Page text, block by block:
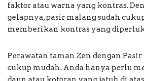
faktor atau warna yang kontras.
gelapnya, pasir malang sudah
memberikan kontras yang
Perawatan taman Zen dengan
cukup mudah. Anda hanya perlu